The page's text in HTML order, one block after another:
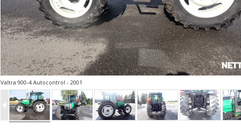
Valtra 900-4 Autocontrol - 2001